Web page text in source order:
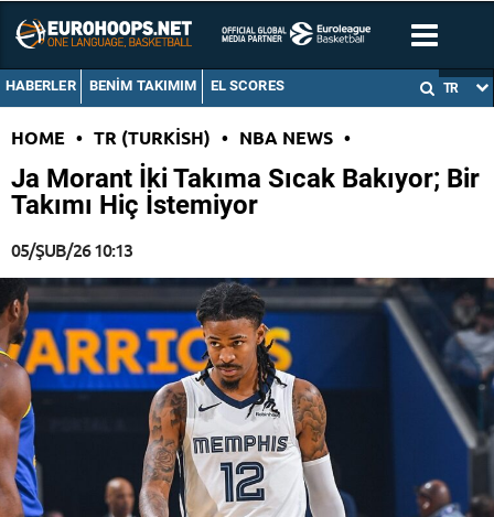
HABERLER BENIM TAKIMIM EL SCORES TR
HOME • TR (TURKISH) • NBA NEWS •
Ja Morant İki Takıma Sıcak Bakıyor; Bir
Takımı Hiç İstemiyor
05/ŞUB/26 10:13